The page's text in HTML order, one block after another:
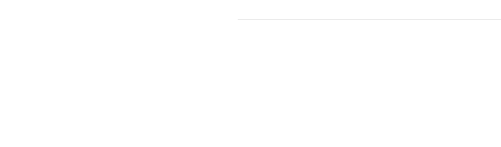
어 놓았으니까요. 이때문인지 서장훈도 살짝